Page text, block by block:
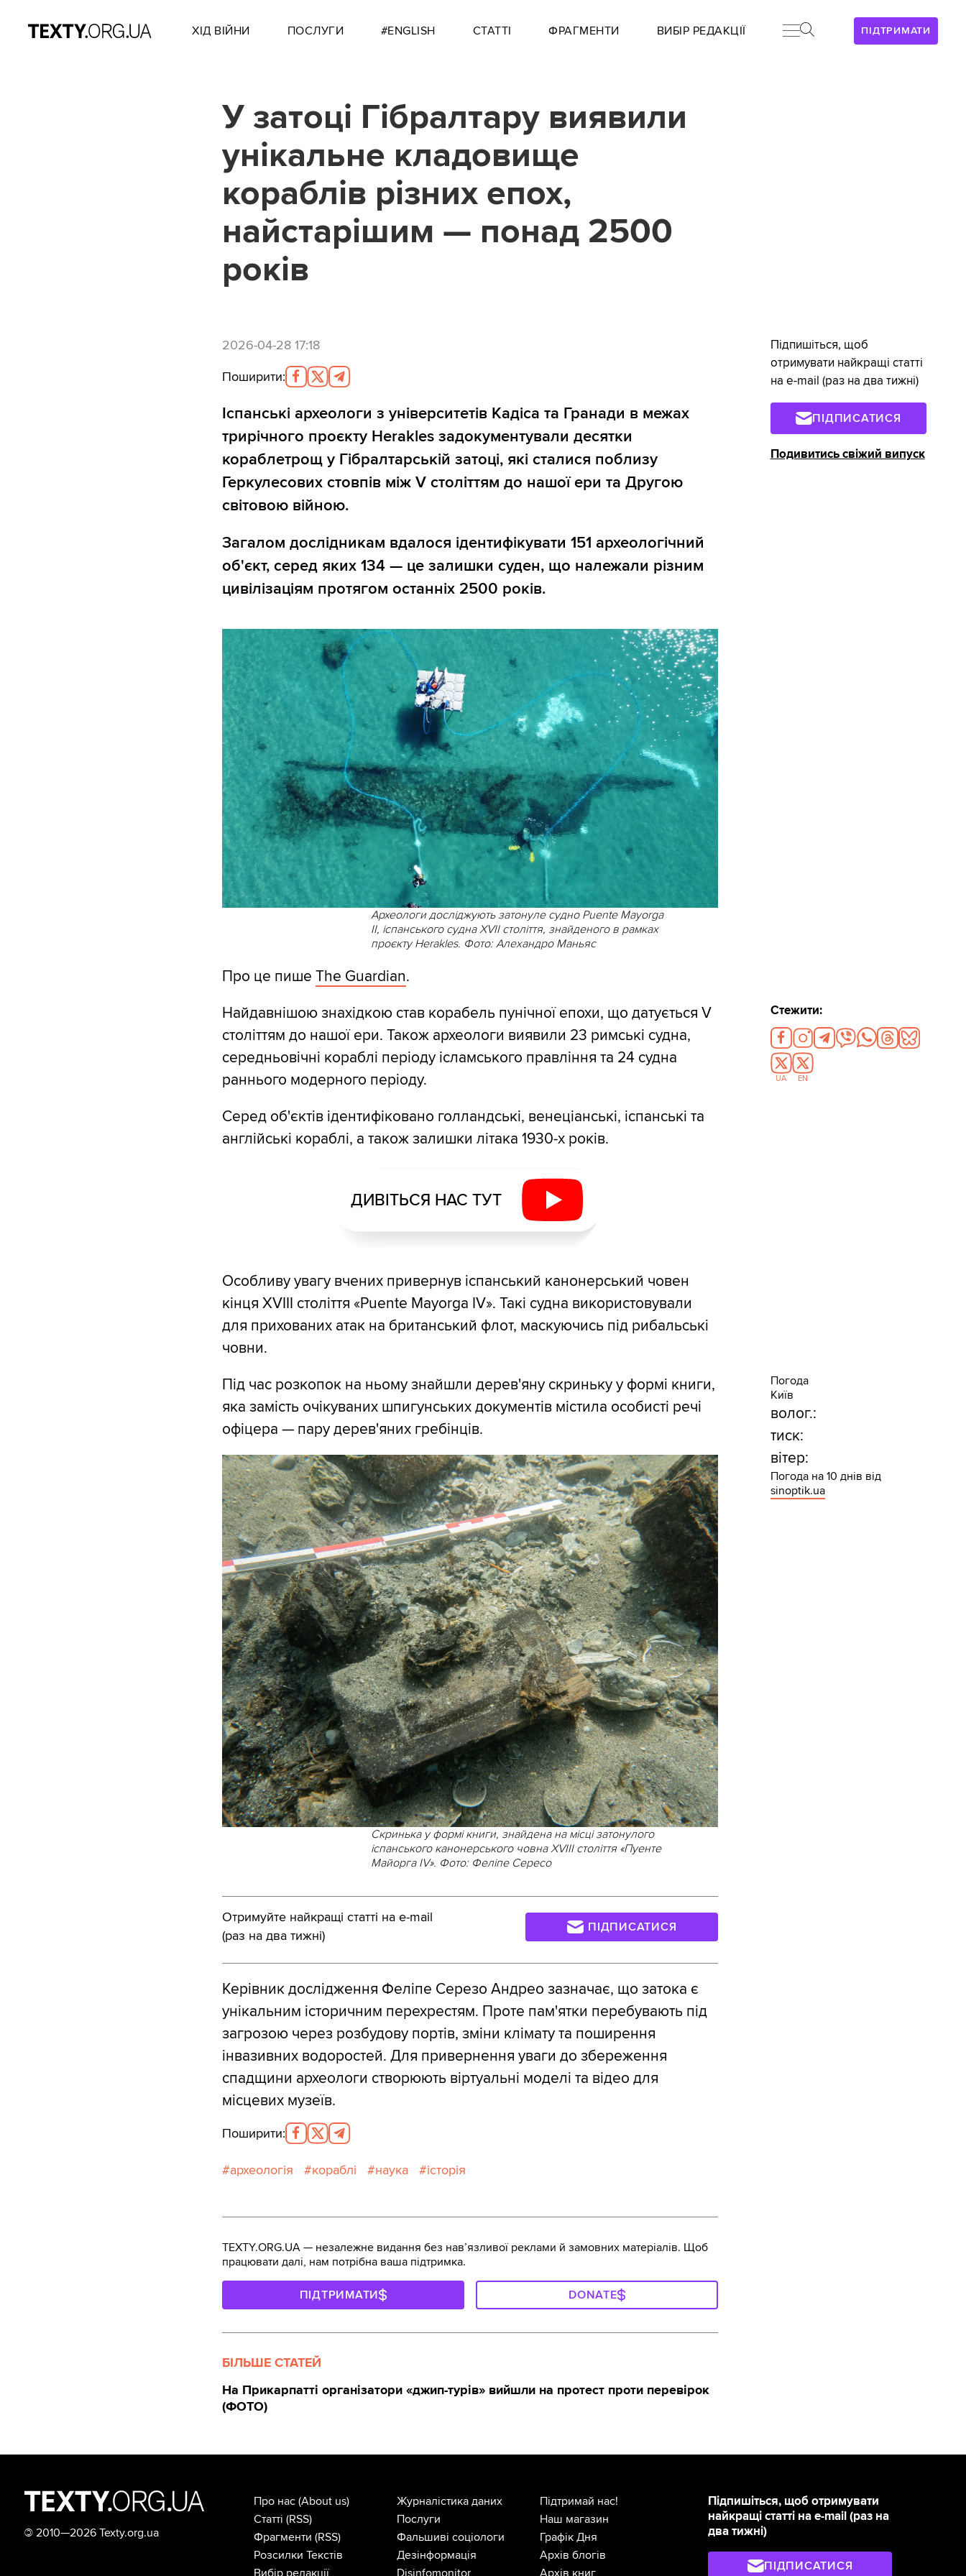
ПІДТРИМАТИ
ХІД ВІЙНИ ПОСЛУГИ #ENGLISH СТАТТІ ФРАГМЕНТИ ВИБІР РЕДАКЦІЇ
У затоці Гібралтару виявили
унікальне кладовище
кораблів різних епох,
найстарішим — понад 2500
років
2026-04-28 17:18
Поширити:
Іспанські археологи з університетів Кадіса та Гранади в межах
трирічного проєкту Herakles задокументували десятки
кораблетрощ у Гібралтарській затоці, які сталися поблизу
Геркулесових стовпів між V століттям до нашої ери та Другою
світовою війною.
Загалом дослідникам вдалося ідентифікувати 151 археологічний
об'єкт, серед яких 134 — це залишки суден, що належали різним
цивілізаціям протягом останніх 2500 років.
Археологи досліджують затонуле судно Puente Mayorga
II, іспанського судна XVII століття, знайденого в рамках
проєкту Herakles. Фото: Алехандро Маньяс
Про це пише The Guardian.
Найдавнішою знахідкою став корабель пунічної епохи, що датується V
століттям до нашої ери. Також археологи виявили 23 римські судна,
середньовічні кораблі періоду ісламського правління та 24 судна
раннього модерного періоду.
Серед об'єктів ідентифіковано голландські, венеціанські, іспанські та
англійські кораблі, а також залишки літака 1930-х років.
ДИВІТЬСЯ НАС ТУТ
Особливу увагу вчених привернув іспанський канонерський човен
кінця XVIII століття «Puente Mayorga IV». Такі судна використовували
для прихованих атак на британський флот, маскуючись під рибальські
човни.
Під час розкопок на ньому знайшли дерев'яну скриньку у формі книги,
яка замість очікуваних шпигунських документів містила особисті речі
офіцера — пару дерев'яних гребінців.
Скринька у формі книги, знайдена на місці затонулого
іспанського канонерського човна XVIII століття «Пуенте
Майорга IV». Фото: Феліпе Сересо
Отримуйте найкращі статті на e-mail
(раз на два тижні)
ПІДПИСАТИСЯ
Керівник дослідження Феліпе Серезо Андрео зазначає, що затока є
унікальним історичним перехрестям. Проте пам'ятки перебувають під
загрозою через розбудову портів, зміни клімату та поширення
інвазивних водоростей. Для привернення уваги до збереження
спадщини археологи створюють віртуальні моделі та відео для
місцевих музеїв.
Поширити:
археологія кораблі наука історія
Підпишіться, щоб
отримувати найкращі статті
на e-mail (раз на два тижні)
ПІДПИСАТИСЯ
Подивитись свіжий випуск
Стежити:
UA EN
Погода
Київ
волог.:
тиск:
вітер:
Погода на 10 днів від
sinoptik.ua
TEXTY.ORG.UA — незалежне видання без навʼязливої реклами й замовних матеріалів. Щоб
працювати далі, нам потрібна ваша підтримка.
ПІДТРИМАТИ DONATE
БІЛЬШЕ СТАТЕЙ
На Прикарпатті організатори «джип-турів» вийшли на протест проти перевірок
(ФОТО)
© 2010—2026 Texty.org.ua
Підпишіться, щоб отримувати
найкращі статті на e-mail (раз на
два тижні)
ПІДПИСАТИСЯ
Про нас (About us)
Статті (RSS)
Фрагменти (RSS)
Розсилки Текстів
Вибір редакції
Журналістика даних
Послуги
Фальшиві соціологи
Дезінформація
Disinfomonitor
Підтримай нас!
Наш магазин
Графік Дня
Архів блогів
Архів книг